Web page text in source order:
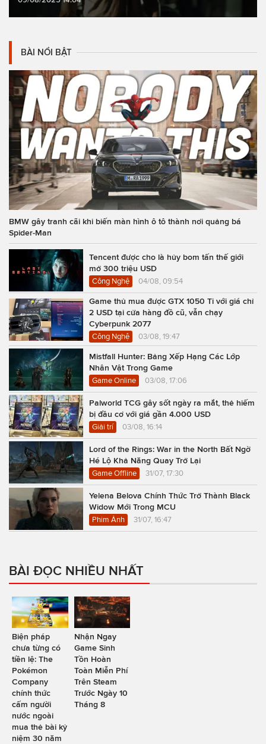
BÀI NỔI BẬT
BMW gây tranh cãi khi biến màn hình ô tô thành nơi quảng bá
Spider-Man
Tencent được cho là hủy bom tấn thế giới
mở 300 triệu USD
Công Nghệ 04/08, 09:54
Game thủ mua được GTX 1050 Ti với giá chỉ
2 USD tại cửa hàng đồ cũ, vẫn chạy
Cyberpunk 2077
Công Nghệ 03/08, 19:47
Mistfall Hunter: Bảng Xếp Hạng Các Lớp
Nhân Vật Trong Game
Game Online 03/08, 17:06
Palworld TCG gây sốt ngày ra mắt, thẻ hiếm
bị đầu cơ với giá gần 4.000 USD
Giải trí 03/08, 16:14
Lord of the Rings: War in the North Bất Ngờ
Hé Lộ Khả Năng Quay Trở Lại
Game Offline 31/07, 17:30
Yelena Belova Chính Thức Trở Thành Black
Widow Mới Trong MCU
Phim Ảnh 31/07, 16:47
BÀI ĐỌC NHIỀU NHẤT
Biện pháp
chưa từng có
tiền lệ: The
Pokémon
Company
chính thức
cấm người
nước ngoài
mua thẻ bài kỷ
niệm 30 năm
Nhận Ngay
Game Sinh
Tồn Hoàn
Toàn Miễn Phí
Trên Steam
Trước Ngày 10
Tháng 8